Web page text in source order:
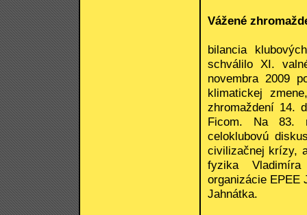
Vážené
bilancia
schválilo XI.
novembra 2009
klimatickej
zhromaždení 14.
Ficom. Na 83.
celoklubovú
civilizačnej krízy,
fyzika Vladimíra
organizácie EPEE
Jahnátka.